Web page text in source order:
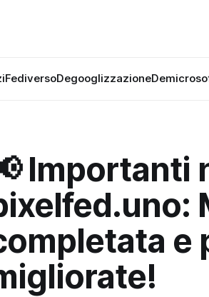
FediversoDegooglizzazione
Importanti
e